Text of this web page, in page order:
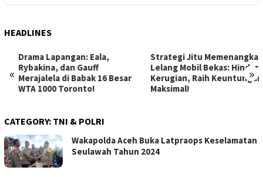
HEADLINES
« »
Drama Lapangan: Eala,
Rybakina, dan Gauff
Merajalela di Babak 16 Besar
WTA 1000 Toronto!
Strategi Jitu Memenangkan
Lelang Mobil Bekas: Hindari
Kerugian, Raih Keuntungan
Maksimal!
CATEGORY: TNI & POLRI
Wakapolda Aceh Buka Latpraops Keselamatan
Seulawah Tahun 2024